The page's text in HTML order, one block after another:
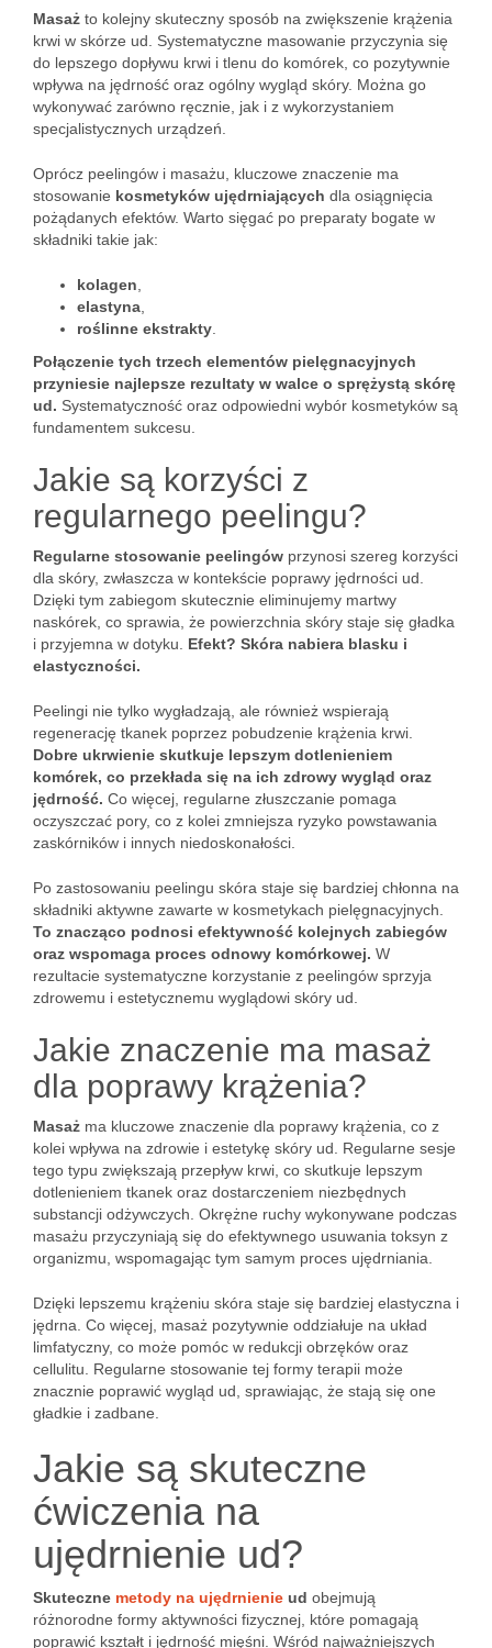
Masaż to kolejny skuteczny sposób na zwiększenie krążenia
krwi w skórze ud. Systematyczne masowanie przyczynia się
do lepszego dopływu krwi i tlenu do komórek, co pozytywnie
wpływa na jędrność oraz ogólny wygląd skóry. Można go
wykonywać zarówno ręcznie, jak i z wykorzystaniem
specjalistycznych urządzeń.
Oprócz peelingów i masażu, kluczowe znaczenie ma
stosowanie kosmetyków ujędrniających dla osiągnięcia
pożądanych efektów. Warto sięgać po preparaty bogate w
składniki takie jak:
kolagen
elastyna
roślinne ekstrakty
Połączenie tych trzech elementów pielęgnacyjnych
przyniesie najlepsze rezultaty w walce o sprężystą skórę
ud. Systematyczność oraz odpowiedni wybór kosmetyków są
fundamentem sukcesu.
Jakie są korzyści z
regularnego peelingu?
Regularne stosowanie peelingów przynosi szereg korzyści
dla skóry, zwłaszcza w kontekście poprawy jędrności ud.
Dzięki tym zabiegom skutecznie eliminujemy martwy
naskórek, co sprawia, że powierzchnia skóry staje się gładka
i przyjemna w dotyku. Efekt? Skóra nabiera blasku i
elastyczności.
Peelingi nie tylko wygładzają, ale również wspierają
regenerację tkanek poprzez pobudzenie krążenia krwi.
Dobre ukrwienie skutkuje lepszym dotlenieniem
komórek, co przekłada się na ich zdrowy wygląd oraz
jędrność. Co więcej, regularne złuszczanie pomaga
oczyszczać pory, co z kolei zmniejsza ryzyko powstawania
zaskórników i innych niedoskonałości.
Po zastosowaniu peelingu skóra staje się bardziej chłonna na
składniki aktywne zawarte w kosmetykach pielęgnacyjnych.
To znacząco podnosi efektywność kolejnych zabiegów
oraz wspomaga proces odnowy komórkowej. W
rezultacie systematyczne korzystanie z peelingów sprzyja
zdrowemu i estetycznemu wyglądowi skóry ud.
Jakie znaczenie ma masaż
dla poprawy krążenia?
Masaż ma kluczowe znaczenie dla poprawy krążenia, co z
kolei wpływa na zdrowie i estetykę skóry ud. Regularne sesje
tego typu zwiększają przepływ krwi, co skutkuje lepszym
dotlenieniem tkanek oraz dostarczeniem niezbędnych
substancji odżywczych. Okrężne ruchy wykonywane podczas
masażu przyczyniają się do efektywnego usuwania toksyn z
organizmu, wspomagając tym samym proces ujędrniania.
Dzięki lepszemu krążeniu skóra staje się bardziej elastyczna i
jędrna. Co więcej, masaż pozytywnie oddziałuje na układ
limfatyczny, co może pomóc w redukcji obrzęków oraz
cellulitu. Regularne stosowanie tej formy terapii może
znacznie poprawić wygląd ud, sprawiając, że stają się one
gładkie i zadbane.
Jakie są skuteczne
ćwiczenia na
ujędrnienie ud?
Skuteczne metody na ujędrnienie ud obejmują
różnorodne formy aktywności fizycznej, które pomagają
poprawić kształt i jędrność mięśni. Wśród najważniejszych